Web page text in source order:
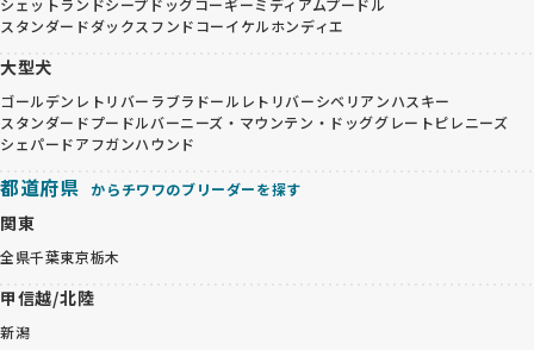
シェットランドシープドッグコーギーミディアムプードル
スタンダードダックスフンドコーイケルホンディエ
大型犬
ゴールデンレトリバー ラブラドールレトリバーシベリアンハスキー
スタンダードプードルバーニーズ・マウンテン・ドッググレートピレニーズ
シェパードアフガンハウンド
都道府県 からチワワのブリーダーを探す
関東
全県千葉東京栃木
甲信越/北陸
新潟